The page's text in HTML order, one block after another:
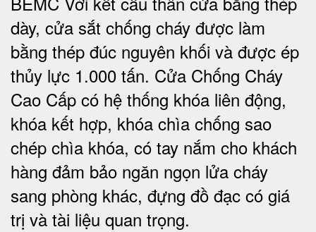
dày, cửa sắt chống cháy được làm
bằng thép đúc nguyên khối và được ép
thủy lực 1.000 tấn. Cửa Chống Cháy
Cao Cấp có hệ thống khóa liên động,
khóa kết hợp, khóa chìa chống sao
chép chìa khóa, có tay nắm cho khách
hàng đảm bảo ngăn ngọn lửa cháy
sang phòng khác, đựng đồ đạc có giá
trị và tài liệu quan trọng.